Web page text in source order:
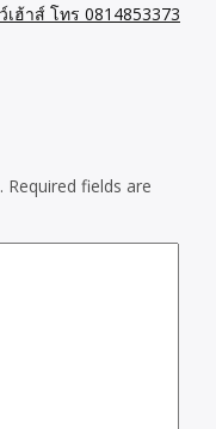
ฮ้าส์ โทร 0814853373
Required fields are